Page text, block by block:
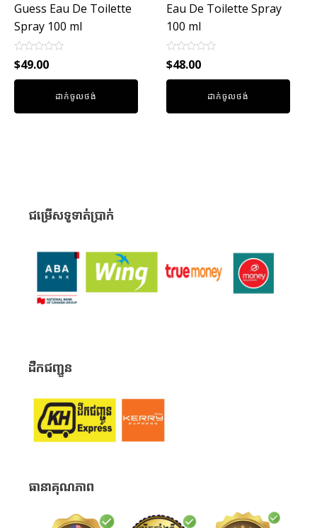
Guess Eau De Toilette
Spray 100 ml
Rated
0
out
$49.00
ដាក់ចូលថង់
Eau De Toilette Spray
100 ml
Rated
0
out
$48.00
ដាក់ចូលថង់
ជម្រើសទូទាត់ប្រាក់
ដឹកជញ្ជូន
ធានាគុណភាព